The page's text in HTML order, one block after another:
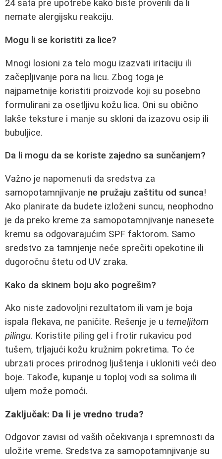
24 sata pre upotrebe kako biste proverili da li
nemate alergijsku reakciju.
Mogu li se koristiti za lice?
Mnogi losioni za telo mogu izazvati iritaciju ili
začepljivanje pora na licu. Zbog toga je
najpametnije koristiti proizvode koji su posebno
formulirani za osetljivu kožu lica. Oni su obično
lakše teksture i manje su skloni da izazovu osip ili
bubuljice.
Da li mogu da se koriste zajedno sa sunčanjem?
Važno je napomenuti da sredstva za
samopotamnjivanje ne pružaju zaštitu od sunca!
Ako planirate da budete izloženi suncu, neophodno
je da preko kreme za samopotamnjivanje nanesete
kremu sa odgovarajućim SPF faktorom. Samo
sredstvo za tamnjenje neće sprečiti opekotine ili
dugoročnu štetu od UV zraka.
Kako da skinem boju ako pogrešim?
Ako niste zadovoljni rezultatom ili vam je boja
ispala flekava, ne paničite. Rešenje je u temeljitom
pilingu. Koristite piling gel i frotir rukavicu pod
tušem, trljajući kožu kružnim pokretima. To će
ubrzati proces prirodnog ljuštenja i ukloniti veći deo
boje. Takođe, kupanje u toploj vodi sa solima ili
uljem može pomoći.
Zaključak: Da li je vredno truda?
Odgovor zavisi od vaših očekivanja i spremnosti da
uložite vreme. Sredstva za samopotamnjivanje su